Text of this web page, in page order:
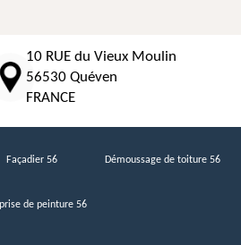
10 RUE du Vieux Moulin
56530 Quéven
FRANCE
Façadier 56 Démoussage de toiture 56
de peinture 56